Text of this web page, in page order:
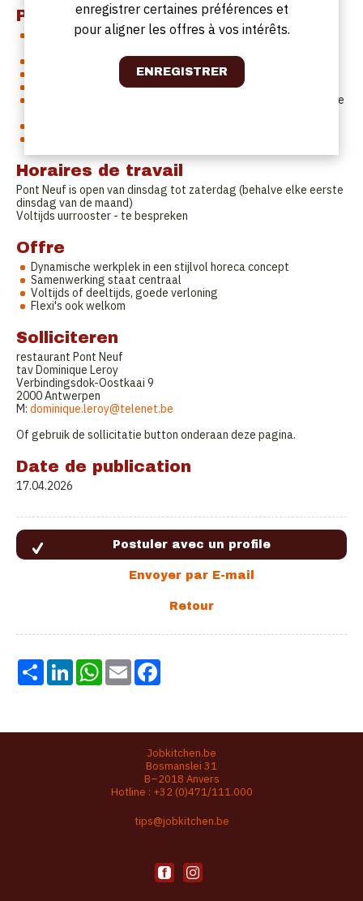
Profil
Je spreekt vlot Nederlands, kennis Frans en Engels is een
Je heb min. 2 jaar ervaring in een fine dining restaurant
Je hebt kennis van food & beverages
Je bent flexibel en stressbestendig
Je hebt sterke communicatieve vaardigheden en een gastvrije
Horaires de travail
Pont Neuf is open van dinsdag tot zaterdag (behalve elke eerste
dinsdag van de maand)
Voltijds uurrooster - te bespreken
Offre
Dynamische werkplek in een stijlvol horeca concept
Samenwerking staat centraal
Voltijds of deeltijds, goede verloning
Flexi's ook welkom
Solliciteren
restaurant Pont Neuf
tav Dominique Leroy
Verbindingsdok-Oostkaai 9
2000 Antwerpen
M: dominique.leroy@telenet.be
Of gebruik de sollicitatie button onderaan deze pagina.
Date de publication
17.04.2026
Share LinkedInWhatsApp
Email
Jobkitchen.be
Bosmanslei 31
B–2018 Anvers
Hotline : +32 (0)471/111.000
tips@jobkitchen.be
enregistrer certaines préférences et
pour aligner les offres à vos intérêts.